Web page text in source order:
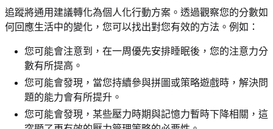
追蹤將通用建議轉化為個人化行動方案。透過觀察您的分數如
何回應生活中的變化，您可以找出對您有效的方法。例如：
您可能會注意到，在一周優先安排睡眠後，您的注意力分
數有所提高。
您可能會發現，當您持續參與拼圖或策略遊戲時，解決問
題的能力會有所提升。
您可能會發現，某些壓力時期與記憶力暫時下降相關，這